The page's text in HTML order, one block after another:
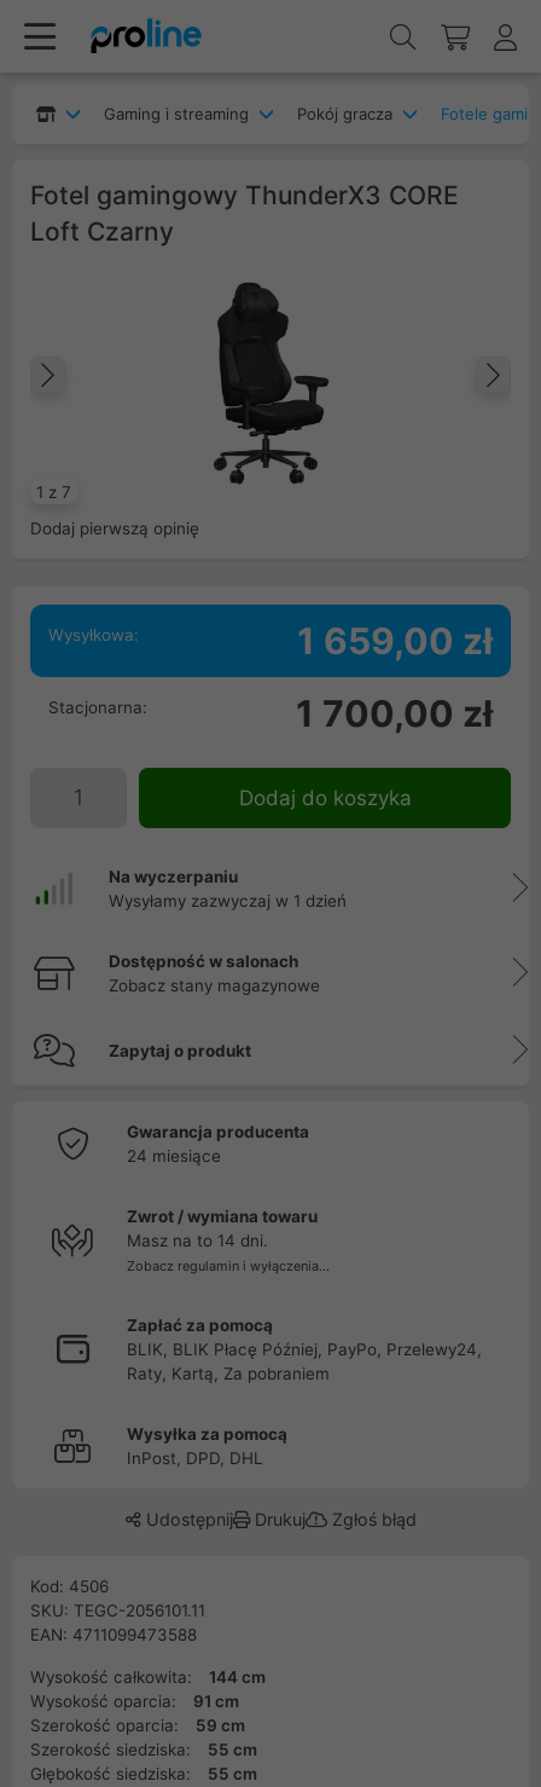
Gaming i streaming Pokój gracza Fotele
Fotel gamingowy ThunderX3 CORE
Loft Czarny
1 z 7
Poprzedni
Dodaj pierwszą opinię
Wysyłkowa: 1 659,00 zł
Stacjonarna: 1 700,00 zł
Dodaj do koszyka
Na wyczerpaniu
Wysyłamy zazwyczaj w 1 dzień
Dostępność w salonach
Zobacz stany magazynowe
Zapytaj o produkt
Gwarancja producenta
24 miesiące
Zwrot / wymiana towaru
Masz na to 14 dni.
Zobacz regulamin i wyłączenia...
Zapłać za pomocą
BLIK, BLIK Płacę Później, PayPo, Przelewy24,
Raty, Kartą, Za pobraniem
Wysyłka za pomocą
InPost, DPD, DHL
Udostępnij Drukuj Zgłoś błąd
Kod: 4506
SKU: TEGC-2056101.11
EAN: 4711099473588
Wysokość całkowita:
144 cm
Wysokość oparcia:
91 cm
Szerokość oparcia:
59 cm
Szerokość siedziska:
55 cm
Głębokość siedziska:
55 cm